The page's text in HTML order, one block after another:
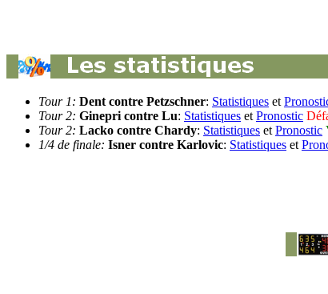
Tour 1: Dent contre Petzschner: Statistiques et
Tour 2: Ginepri contre Lu: Statistiques et Pronostic
Tour 2: Lacko contre Chardy: Statistiques et Pronostic
1/4 de finale: Isner contre Karlovic: Statistiques et